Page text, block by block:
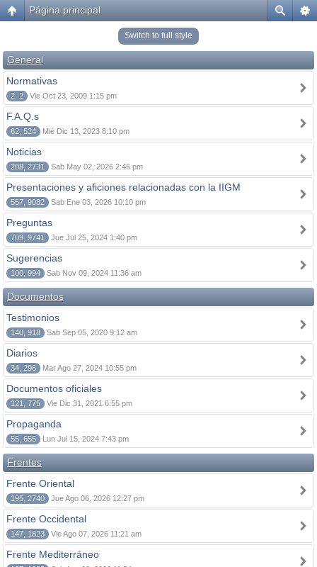
Página principal
Switch to full style
General
Normativas
2, 2 Vie Oct 23, 2009 1:15 pm
F.A.Q.s
62, 524 Mié Dic 13, 2023 8:10 pm
Noticias
208, 2731 Sab May 02, 2026 2:46 pm
Presentaciones y aficiones relacionadas con la IIGM
557, 9082 Sab Ene 03, 2026 10:10 pm
Preguntas
709, 9741 Jue Jul 25, 2024 1:40 pm
Sugerencias
100, 994 Sab Nov 09, 2024 11:36 am
Documentos
Testimonios
140, 918 Sab Sep 05, 2020 9:12 am
Diarios
34, 296 Mar Ago 27, 2024 10:55 pm
Documentos oficiales
121, 775 Vie Dic 31, 2021 6:55 pm
Propaganda
55, 655 Lun Jul 15, 2024 7:43 pm
Frentes
Frente Oriental
195, 2740 Jue Ago 06, 2026 12:27 pm
Frente Occidental
147, 1823 Vie Ago 07, 2026 11:21 am
Frente Mediterráneo